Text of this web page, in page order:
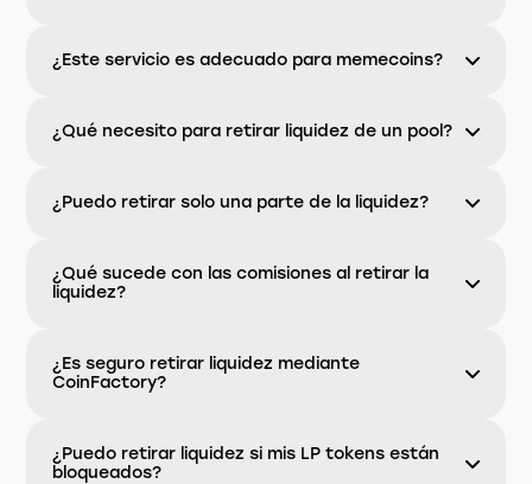
¿Este servicio es adecuado para memecoins?
¿Qué necesito para retirar liquidez de un pool?
¿Puedo retirar solo una parte de la liquidez?
¿Qué sucede con las comisiones al retirar la
liquidez?
¿Es seguro retirar liquidez mediante
CoinFactory?
¿Puedo retirar liquidez si mis LP tokens están
bloqueados?